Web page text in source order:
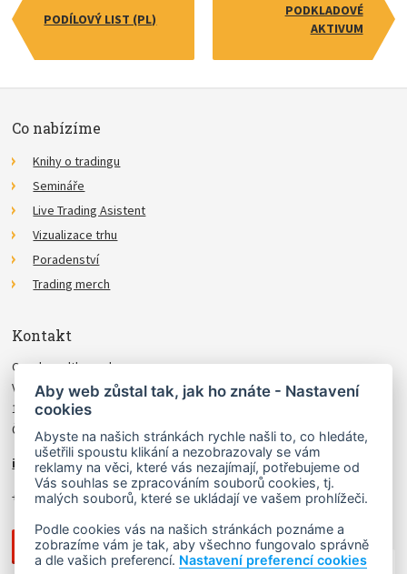
PODÍLOVÝ LIST (PL)
PODKLADOVÉ
AKTIVUM
Co nabízíme
Knihy o tradingu
Semináře
Live Trading Asistent
Vizualizace trhu
Poradenství
Trading merch
Kontakt
Czechwealth, spol. s r.o.
Višňová 4
140 00 Praha 4
Česká Republika
info@czechwealth.cz
+420 226 804 571 (9–12 hod.)
NAHORU ↑
Aby web zůstal tak, jak ho znáte - Nastavení
cookies
Abyste na našich stránkách rychle našli to, co hledáte,
ušetřili spoustu klikání a nezobrazovaly se vám
reklamy na věci, které vás nezajímají, potřebujeme od
Vás souhlas se zpracováním souborů cookies, tj.
malých souborů, které se ukládají ve vašem prohlížeči.
Podle cookies vás na našich stránkách poznáme a
zobrazíme vám je tak, aby všechno fungovalo správně
a dle vašich preferencí. Nastavení preferencí cookies